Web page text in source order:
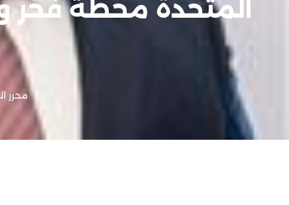
المتحدة محطة فخر
محرر